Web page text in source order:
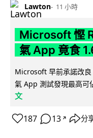
Lawton 11 小時
Microsoft 慳
氣 App 竟食
Microsoft 早前承諾改
氣 App 測試發現最高可
文
187 13 ↗ 分